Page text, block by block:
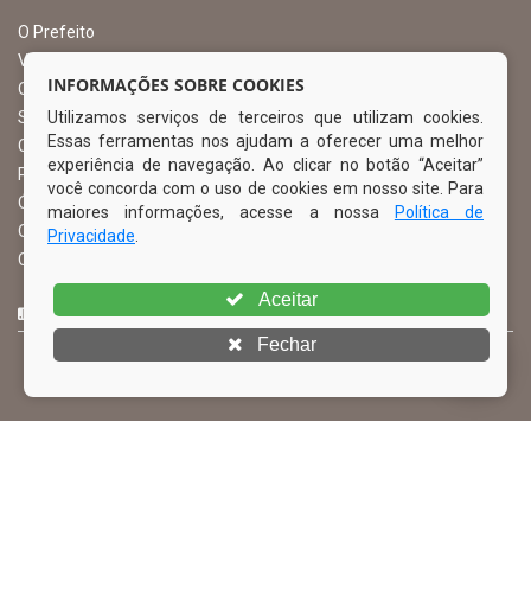
O Prefeito
Vice Prefeito
Ouvidoria Municipal
Serviço de Informação ao Cidadão – SIC
Chefe de Gabinete
Procuradoria Geral
Órgão de Controle Interno
Organograma
Comissão Permanente de Licitação – CPL
CURTA NOSSA FAN PAGE
INFORMAÇÕES SOBRE COOKIES
Utilizamos serviços de terceiros que utilizam cookies.
Essas ferramentas nos ajudam a oferecer uma melhor
experiência de navegação. Ao clicar no botão “Aceitar”
você concorda com o uso de cookies em nosso site. Para
maiores informações, acesse a nossa
Política de
Privacidade
Aceitar
Fechar